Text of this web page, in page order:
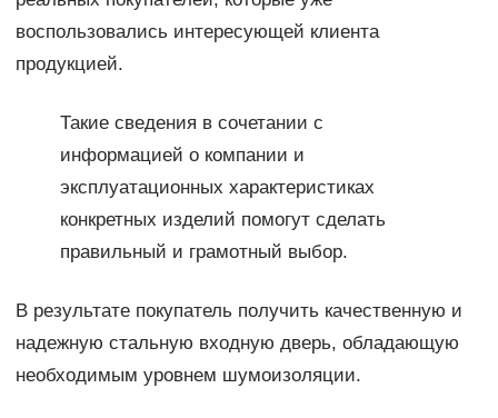
воспользовались интересующей клиента
продукцией.
Такие сведения в сочетании с
информацией о компании и
эксплуатационных характеристиках
конкретных изделий помогут сделать
правильный и грамотный выбор.
В результате покупатель получить качественную и
надежную стальную входную дверь, обладающую
необходимым уровнем шумоизоляции.